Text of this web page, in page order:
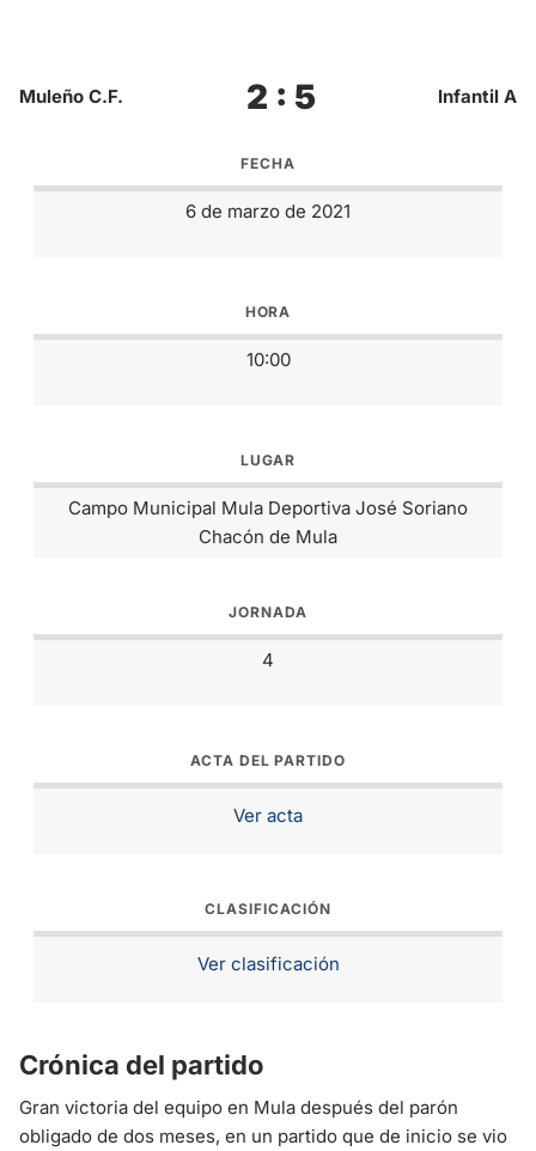
Muleño C.F. 2 : 5 Infantil A
FECHA
6 de marzo de 2021
HORA
10:00
LUGAR
Campo Municipal Mula Deportiva José Soriano
Chacón de Mula
JORNADA
4
ACTA DEL PARTIDO
Ver acta
CLASIFICACIÓN
Ver clasificación
Crónica del partido
Gran victoria del equipo en Mula después del parón
obligado de dos meses, en un partido que de inicio se vio